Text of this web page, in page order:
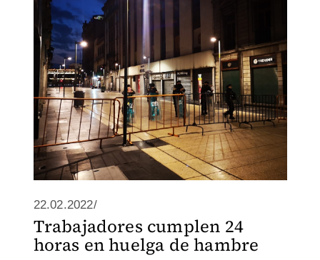
22.02.2022/
Trabajadores cumplen 24
horas en huelga de hambre